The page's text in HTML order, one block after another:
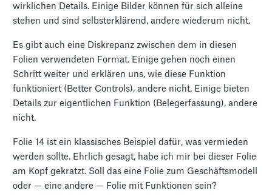
wirklichen Details. Einige Bilder können für sich alleine
stehen und sind selbsterklärend, andere wiederum nicht.
Es gibt auch eine Diskrepanz zwischen dem in diesen
Folien verwendeten Format. Einige gehen noch einen
Schritt weiter und erklären uns, wie diese Funktion
funktioniert (Better Controls), andere nicht. Einige bieten
Details zur eigentlichen Funktion (Belegerfassung), andere
nicht.
Folie 14 ist ein klassisches Beispiel dafür, was vermieden
werden sollte. Ehrlich gesagt, habe ich mir bei dieser Folie
am Kopf gekratzt. Soll das eine Folie zum Geschäftsmodell
oder — eine andere — Folie mit Funktionen sein?